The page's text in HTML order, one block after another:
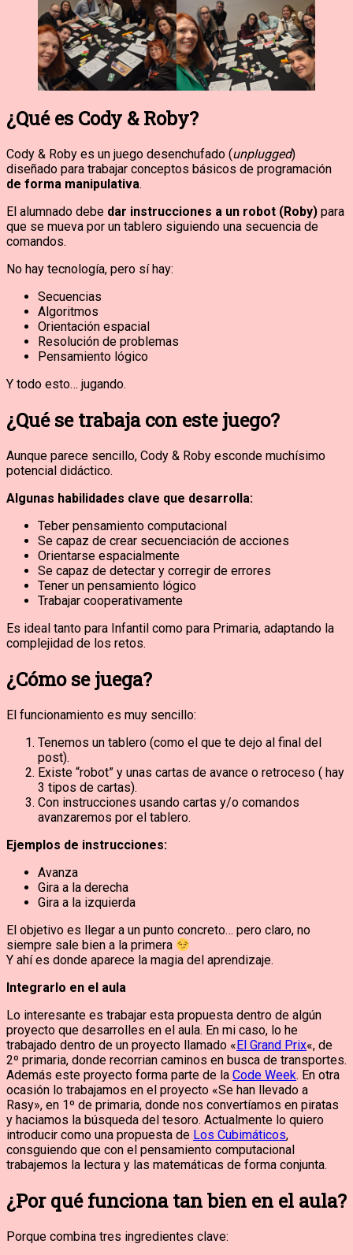
¿Qué es Cody & Roby?
Cody & Roby es un juego desenchufado (unplugged)
diseñado para trabajar conceptos básicos de programación
de forma manipulativa.
El alumnado debe dar instrucciones a un robot (Roby) para
que se mueva por un tablero siguiendo una secuencia de
comandos.
No hay tecnología, pero sí hay:
Secuencias
Algoritmos
Orientación espacial
Resolución de problemas
Pensamiento lógico
Y todo esto… jugando.
¿Qué se trabaja con este juego?
Aunque parece sencillo, Cody & Roby esconde muchísimo
potencial didáctico.
Algunas habilidades clave que desarrolla:
Teber pensamiento computacional
Se capaz de crear secuenciación de acciones
Orientarse espacialmente
Se capaz de detectar y corregir de errores
Tener un pensamiento lógico
Trabajar cooperativamente
Es ideal tanto para Infantil como para Primaria, adaptando la
complejidad de los retos.
¿Cómo se juega?
El funcionamiento es muy sencillo:
Tenemos un tablero (como el que te dejo al final del
post).
Existe “robot” y unas cartas de avance o retroceso ( hay
3 tipos de cartas).
Con instrucciones usando cartas y/o comandos
avanzaremos por el tablero.
Ejemplos de instrucciones:
Avanza
Gira a la derecha
Gira a la izquierda
El objetivo es llegar a un punto concreto… pero claro, no
siempre sale bien a la primera
Y ahí es donde aparece la magia del aprendizaje.
Integrarlo en el aula
Lo interesante es trabajar esta propuesta dentro de algún
proyecto que desarrolles en el aula. En mi caso, lo he
trabajado dentro de un proyecto llamado «El Grand Prix«, de
2º primaria, donde recorrian caminos en busca de transportes.
Además este proyecto forma parte de la Code Week. En otra
ocasión lo trabajamos en el proyecto «Se han llevado a
Rasy», en 1º de primaria, donde nos convertíamos en piratas
y haciamos la búsqueda del tesoro. Actualmente lo quiero
introducir como una propuesta de Los Cubimáticos,
consguiendo que con el pensamiento computacional
trabajemos la lectura y las matemáticas de forma conjunta.
¿Por qué funciona tan bien en el aula?
Porque combina tres ingredientes clave: